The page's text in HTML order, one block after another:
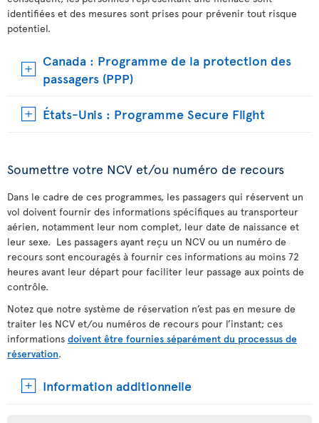
identifiées et des mesures sont prises pour prévenir tout risque
potentiel.
Canada : Programme de la protection des
passagers (PPP)
États-Unis : Programme Secure Flight
Soumettre votre NCV et/ou numéro de recours
Dans le cadre de ces programmes, les passagers qui réservent un
vol doivent fournir des informations spécifiques au transporteur
aérien, notamment leur nom complet, leur date de naissance et
leur sexe. Les passagers ayant reçu un NCV ou un numéro de
recours sont encouragés à fournir ces informations au moins 72
heures avant leur départ pour faciliter leur passage aux points de
contrôle.
Notez que notre système de réservation n’est pas en mesure de
traiter les NCV et/ou numéros de recours pour l’instant; ces
informations doivent être fournies séparément du processus de
réservation.
Information additionnelle